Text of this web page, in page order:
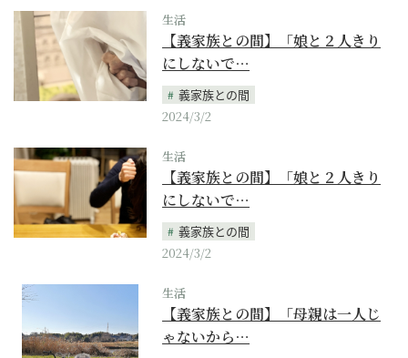
生活
【義家族との間】「娘と２人きり
にしないで…
義家族との間
2024/3/2
生活
【義家族との間】「娘と２人きり
にしないで…
義家族との間
2024/3/2
生活
【義家族との間】「母親は一人じ
ゃないから…